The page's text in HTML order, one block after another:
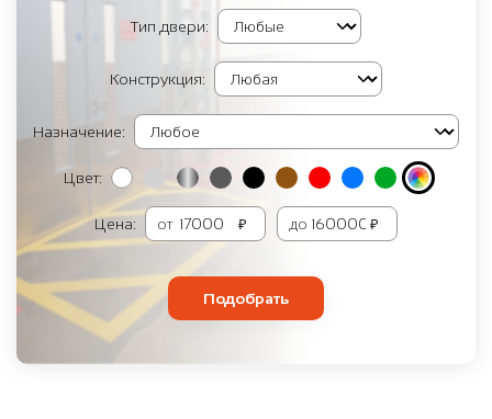
Тип двери:
Конструкция:
Назначение:
Цвет:
Цена: от ₽ до ₽
Подобрать